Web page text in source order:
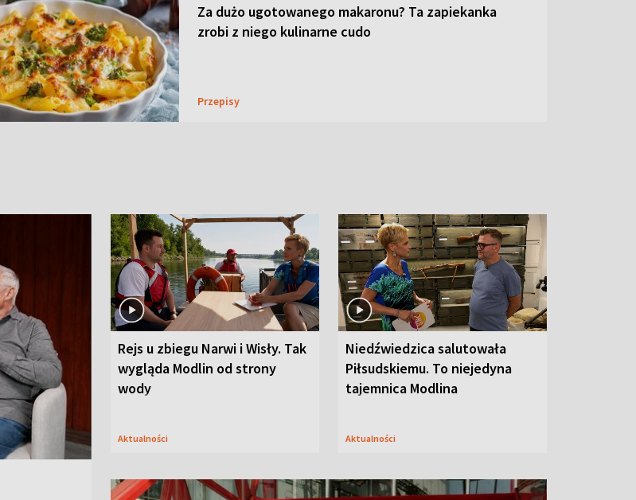
Za dużo ugotowanego makaronu? Ta zapiekanka
zrobi z niego kulinarne cudo
Przepisy
Rejs u zbiegu Narwi i Wisły. Tak
wygląda Modlin od strony
wody
Aktualności
Niedźwiedzica salutowała
Piłsudskiemu. To niejedyna
tajemnica Modlina
Aktualności